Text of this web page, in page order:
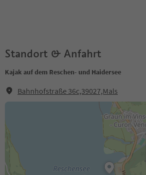
Standort & Anfahrt
Kajak auf dem Reschen- und Haidersee
Bahnhofstraße 36c,39027,Mals